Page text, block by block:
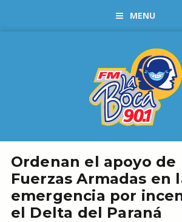
MENU
Ordenan el apoyo de
Fuerzas Armadas en
emergencia por
el Delta del Paraná